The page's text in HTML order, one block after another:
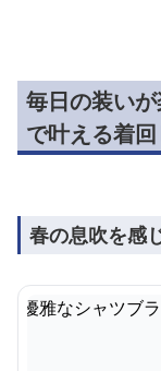
毎日の装い
で叶える着
春の息吹を感